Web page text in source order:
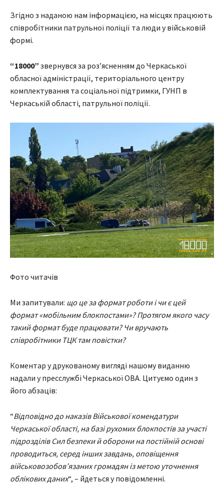
Згідно з наданою нам інформацією, на місцях працюють
співробітники патрульної поліції та люди у військовій
формі.
“18000” звернувся за роз’ясненням до Черкаської
обласної адміністрації, територіального центру
комплектування та соціальної підтримки, ГУНП в
Черкаській області, патрульної поліції.
Фото читачів
Ми запитували: що це за формат роботи і чи є цей
формат «мобільним блокпостами»? Протягом якого часу
такий формат буде працювати? Чи вручають
співробітники ТЦК там повістки?
Коментар у друкованому вигляді нашому виданню
надали у пресслужбі Черкаської ОВА. Цитуємо один з
його абзаців:
“Відповідно до наказів Військової комендатури
Черкаської області, на базі рухомих блокпостів за участі
підрозділів Сил безпеки й оборони на постійній основі
проводиться, серед інших завдань, оповіщення
військовозобов’язаних громадян із метою уточнення
облікових даних“, – йдеться у повідомленні.